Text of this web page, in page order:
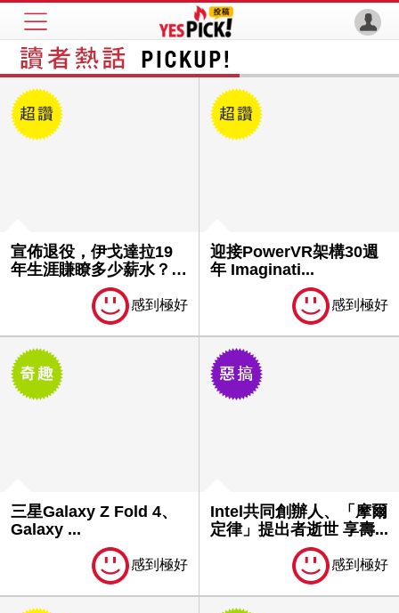
宣佈退役，伊戈達拉19
年生涯賺瞭多少薪水？養
感到極好
迎接PowerVR架構30週
年 Imaginati...
感到極好
三星Galaxy Z Fold 4、
Galaxy ...
感到極好
Intel共同創辦人、「摩爾
定律」提出者逝世 享壽...
感到極好